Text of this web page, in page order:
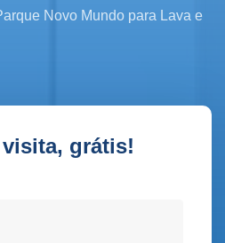
Novo Mundo para Lava e
grátis!